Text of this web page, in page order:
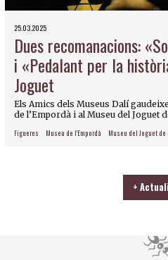
25.03.2025
Dues recomanacions:
i «Pedalant per la
Joguet
Els Amics dels Museus Dalí
de l’Empordà i al Museu del Joguet
Figueres Museu de l'Empordà Museu del Joguet
+